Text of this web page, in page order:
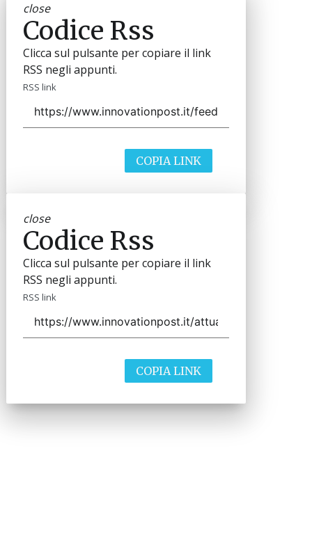
close
Codice Rss
Clicca sul pulsante per copiare il link
RSS negli appunti.
RSS link
COPIA LINK
close
Codice Rss
Clicca sul pulsante per copiare il link
RSS negli appunti.
RSS link
COPIA LINK